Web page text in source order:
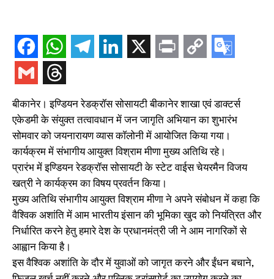
बीकानेर। इण्डियन रेडक्रॉस सोसायटी बीकानेर शाखा एवं डाक्टर्स
एकेडमी के संयुक्त तत्वावधान में जन जागृति अभियान का शुभारंभ
सोमवार को जयनारायण व्यास काॅलोनी में आयोजित किया गया।
कार्यक्रम में संभागीय आयुक्त विश्राम मीणा मुख्य अतिथि रहे।
प्रारंभ में इण्डियन रेडक्रॉस सोसायटी के स्टेट वाईस चेयरमैन विजय
खत्री ने कार्यक्रम का विषय प्रवर्तन किया।
मुख्य अतिथि संभागीय आयुक्त विश्राम मीणा ने अपने संबोधन में कहा कि
वैश्विक अशांति में आम भारतीय इंसान की भूमिका खुद को नियंत्रित और
निर्धारित करने हेतु हमारे देश के प्रधानमंत्री जी ने आम नागरिकों से
आह्वान किया है।
इस वैश्विक अशांति के दौर में युवाओं को जागृत करने और ईंधन बचाने,